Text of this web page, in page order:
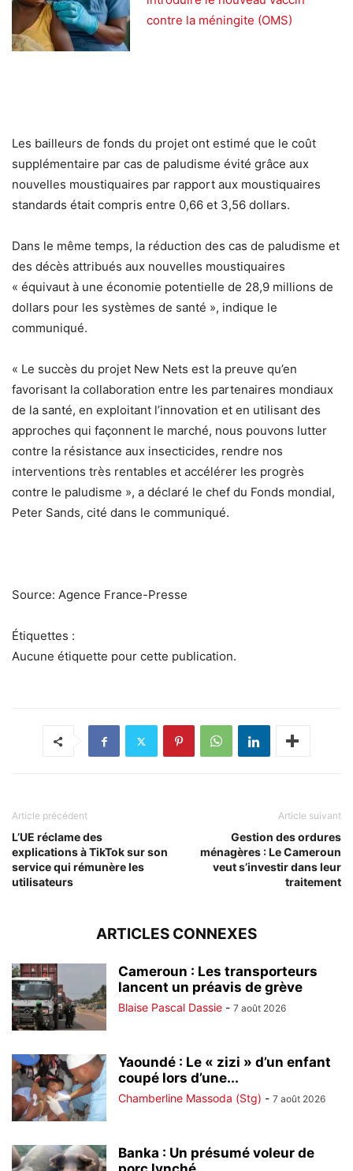
contre la méningite (OMS)
Les bailleurs de fonds du projet ont estimé que le coût
supplémentaire par cas de paludisme évité grâce aux
nouvelles moustiquaires par rapport aux moustiquaires
standards était compris entre 0,66 et 3,56 dollars.
Dans le même temps, la réduction des cas de paludisme et
des décès attribués aux nouvelles moustiquaires
« équivaut à une économie potentielle de 28,9 millions de
dollars pour les systèmes de santé », indique le
communiqué.
« Le succès du projet New Nets est la preuve qu’en
favorisant la collaboration entre les partenaires mondiaux
de la santé, en exploitant l’innovation et en utilisant des
approches qui façonnent le marché, nous pouvons lutter
contre la résistance aux insecticides, rendre nos
interventions très rentables et accélérer les progrès
contre le paludisme », a déclaré le chef du Fonds mondial,
Peter Sands, cité dans le communiqué.
Source: Agence France-Presse
Étiquettes :
Aucune étiquette pour cette publication.
Article précédent
L’UE réclame des
explications à TikTok sur son
service qui rémunère les
utilisateurs
Article suivant
Gestion des ordures
ménagères : Le Cameroun
veut s’investir dans leur
traitement
ARTICLES CONNEXES
Cameroun : Les transporteurs
lancent un préavis de grève
Blaise Pascal Dassie - 7 août 2026
Yaoundé : Le « zizi » d’un enfant
coupé lors d’une...
Chamberline Massoda (Stg) - 7 août 2026
Banka : Un présumé voleur de